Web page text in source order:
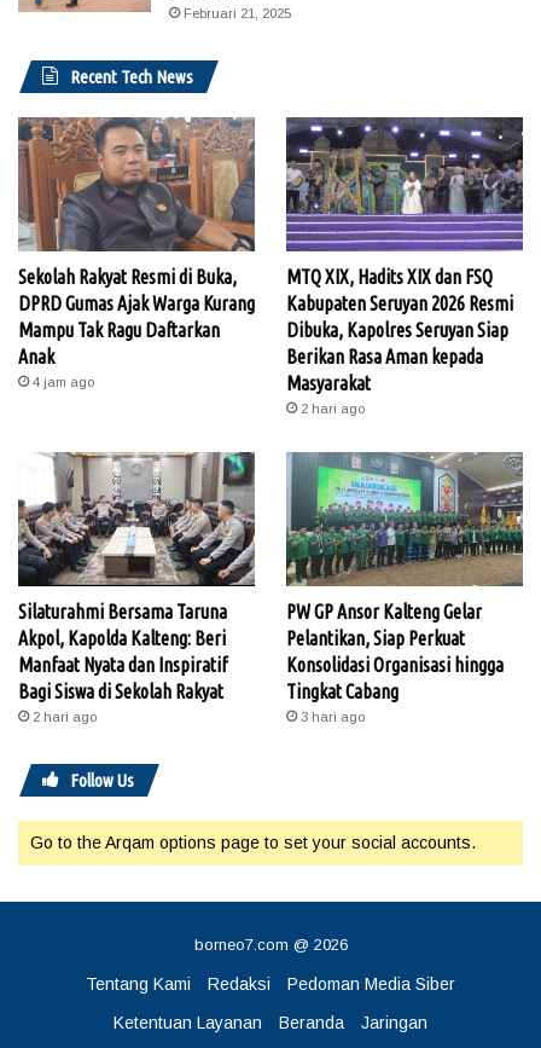
Februari 21, 2025
Recent Tech News
Sekolah Rakyat Resmi di Buka,
DPRD Gumas Ajak Warga Kurang
Mampu Tak Ragu Daftarkan
Anak
4 jam ago
MTQ XIX, Hadits XIX dan FSQ
Kabupaten Seruyan 2026 Resmi
Dibuka, Kapolres Seruyan Siap
Berikan Rasa Aman kepada
Masyarakat
2 hari ago
Silaturahmi Bersama Taruna
Akpol, Kapolda Kalteng: Beri
Manfaat Nyata dan Inspiratif
Bagi Siswa di Sekolah Rakyat
2 hari ago
PW GP Ansor Kalteng Gelar
Pelantikan, Siap Perkuat
Konsolidasi Organisasi hingga
Tingkat Cabang
3 hari ago
Follow Us
Go to the Arqam options page to set your social accounts.
borneo7.com @ 2026
Tentang Kami Redaksi
Pedoman Media Siber
Ketentuan Layanan
Beranda Jaringan